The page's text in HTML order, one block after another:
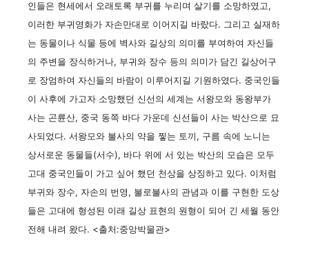
인들은 현세에서 오래토록 부귀를 누리며 살기를 소망하였고,
이러한 부귀영화가 자손만대로 이어지길 바랐다. 그리고 실재하
는 동물이나 식물 등에 벽사와 길상의 의미를 부여하여 자신들
의 주변을 장식하거나, 부귀와 장수 등의 의미가 담긴 길상어구
로 장엄하여 자신들의 바람이 이루어지길 기원하였다. 중국인들
이 사후에 가고자 소망했던 신선의 세계는 서왕모와 동왕부가
사는 곤륜산, 중국 동쪽 바다 가운데 신선들이 사는 박산으로 묘
사되었다. 서왕모와 불사의 약을 찧는 토끼, 구름 속에 노니는
상서로운 동물들(서수), 바다 위에 서 있는 박산의 모습은 모두
고대 중국인들이 가고 싶어 했던 천상을 상징하고 있다. 이처럼
부귀와 장수, 자손의 번영, 불로불사의 관념과 이를 구현한 도상
들은 고대에 형성된 이래 길상 표현의 원형이 되어 긴 세월 동안
전해 내려 왔다. <출처:중앙박물관>